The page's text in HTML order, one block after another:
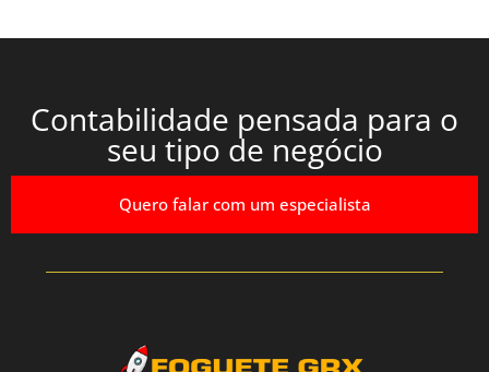
Contabilidade pensada para o
seu tipo de negócio
Quero falar com um especialista